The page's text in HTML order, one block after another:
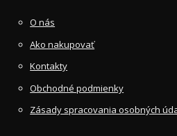
O nás
Ako nakupovať
Kontakty
Obchodné podmienky
Zásady spracovania osobných